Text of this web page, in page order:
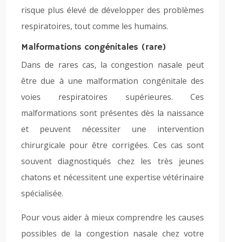
risque plus élevé de développer des problèmes
respiratoires, tout comme les humains.
Malformations congénitales (rare)
Dans de rares cas, la congestion nasale peut
être due à une malformation congénitale des
voies respiratoires supérieures. Ces
malformations sont présentes dès la naissance
et peuvent nécessiter une intervention
chirurgicale pour être corrigées. Ces cas sont
souvent diagnostiqués chez les très jeunes
chatons et nécessitent une expertise vétérinaire
spécialisée.
Pour vous aider à mieux comprendre les causes
possibles de la congestion nasale chez votre